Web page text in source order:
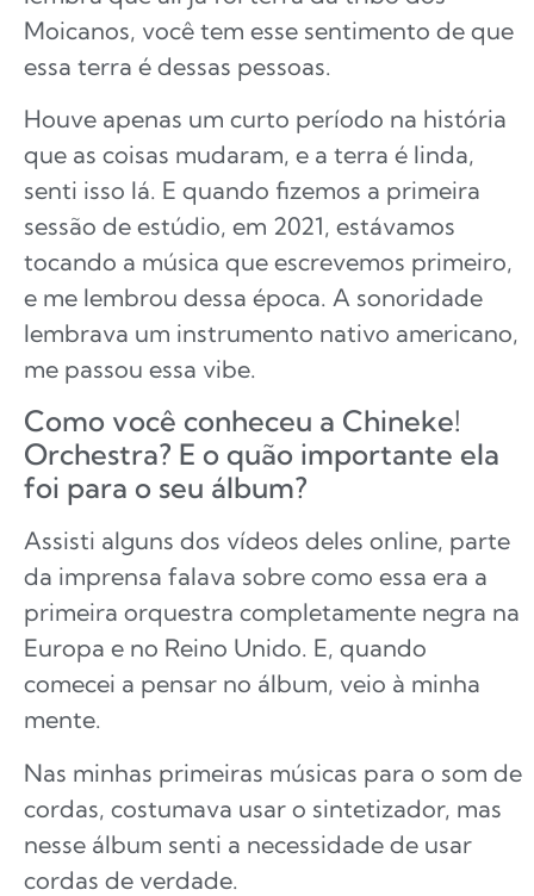
Moicanos, você tem esse sentimento de que
essa terra é dessas pessoas.
Houve apenas um curto período na história
que as coisas mudaram, e a terra é linda,
senti isso lá. E quando fizemos a primeira
sessão de estúdio, em 2021, estávamos
tocando a música que escrevemos primeiro,
e me lembrou dessa época. A sonoridade
lembrava um instrumento nativo americano,
me passou essa vibe.
Como você conheceu a Chineke!
Orchestra? E o quão importante ela
foi para o seu álbum?
Assisti alguns dos vídeos deles online, parte
da imprensa falava sobre como essa era a
primeira orquestra completamente negra na
Europa e no Reino Unido. E, quando
comecei a pensar no álbum, veio à minha
mente.
Nas minhas primeiras músicas para o som de
cordas, costumava usar o sintetizador, mas
nesse álbum senti a necessidade de usar
cordas de verdade.